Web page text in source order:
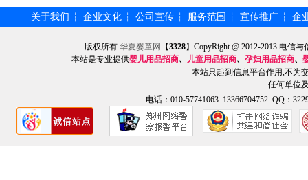
关于我们 ┆ 企业文化 ┆ 公司宣传 ┆ 服务范围 ┆ 宣传推广 ┆ 企
版权所有华夏婴童网 【3328】CopyRight @ 2012-2013 电信
本站是专业提供婴儿用品招商、 儿童用品招商、 孕妇用品招商、
本站只起到信息平台作用,不为
任何单位
电话：010-57741063 13366704752 QQ：